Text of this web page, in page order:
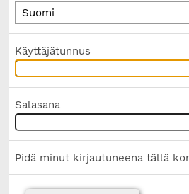
Käyttäjätunnus
Salasana
Pidä minut kirjautuneena tällä